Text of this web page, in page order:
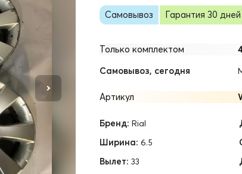
Самовывоз Гарантия 30 дней
Только комплектом
Самовывоз, сегодня
Артикул
Бренд: Rial
Ширина: 6.5
Вылет: 33